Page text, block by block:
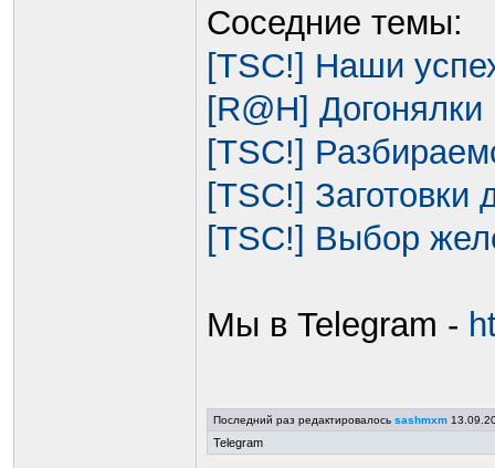
Соседние темы:
[TSC!] Наши
[R@H] Догонялки
[TSC!]
[TSC!] Заготовки
[TSC!] Выбор
Мы в Telegram -
Последний раз редактировалось sashmxm
Telegram